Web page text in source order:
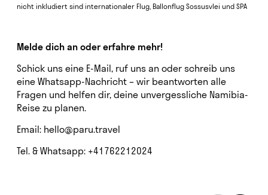
nicht inkludiert sind internationaler Flug, Ballonflug Sossusvlei und SPA
Melde dich an oder erfahre mehr!
Schick uns eine E-Mail, ruf uns an oder schreib uns
eine Whatsapp-Nachricht – wir beantworten alle
Fragen und helfen dir, deine unvergessliche Namibia-
Reise zu planen.
Email: hello@paru.travel
Tel. & Whatsapp: +41762212024